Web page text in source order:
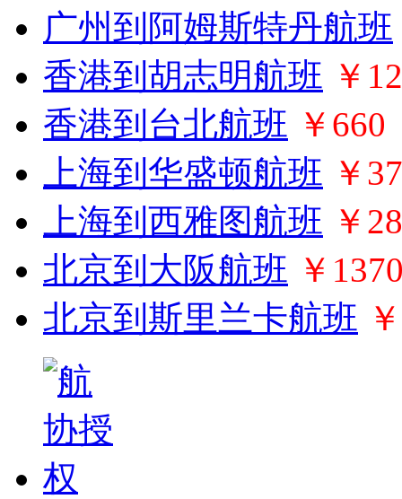
广州到阿姆斯特丹航班
香港到胡志明航班 ￥
香港到台北航班 ￥660
上海到华盛顿航班 ￥
上海到西雅图航班 ￥
北京到大阪航班 ￥
北京到斯里兰卡航班